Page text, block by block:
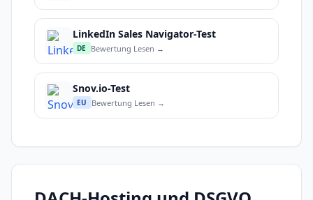
LinkedIn Sales Navigator-Test
DE Bewertung Lesen →
Snov.io-Test
EU Bewertung Lesen →